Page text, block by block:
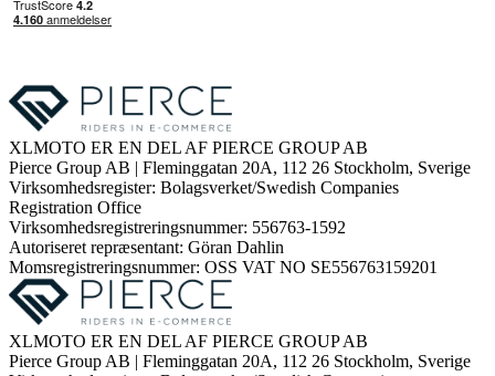
XLMOTO ER EN DEL AF PIERCE GROUP AB
Pierce Group AB | Fleminggatan 20A, 112 26 Stockholm, Sverige
Virksomhedsregister: Bolagsverket/Swedish Companies
Registration Office
Virksomhedsregistreringsnummer: 556763-1592
Autoriseret repræsentant: Göran Dahlin
Momsregistreringsnummer: OSS VAT NO SE556763159201
XLMOTO ER EN DEL AF PIERCE GROUP AB
Pierce Group AB | Fleminggatan 20A, 112 26 Stockholm, Sverige